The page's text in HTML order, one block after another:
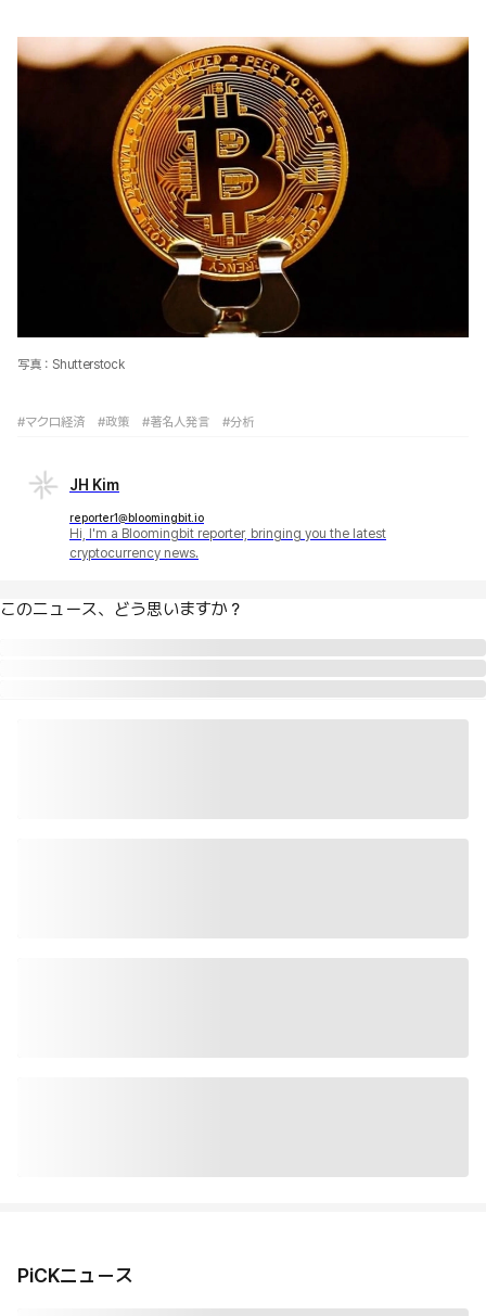
写真：Shutterstock
#マクロ経済 #政策 #著名人発言 #分析
JH Kim
reporter1@bloomingbit.io
Hi, I'm a Bloomingbit reporter, bringing you the latest
cryptocurrency news.
このニュース、どう思いますか？
PiCKニュース